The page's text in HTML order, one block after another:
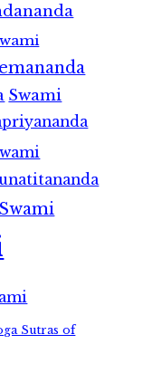
Swami
Swami
Sutras of